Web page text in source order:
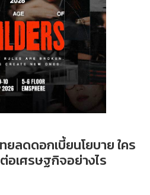
ยลดดอกเบี้ยนโยบาย ใคร
อเศรษฐกิจอย่างไร